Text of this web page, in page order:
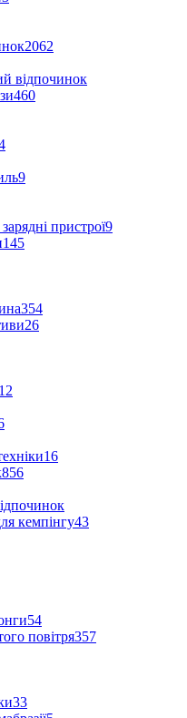
2062
відпочинок
460
9
пристрої9
145
354
26
12
16
856
кемпінгу43
54
повітря357
33